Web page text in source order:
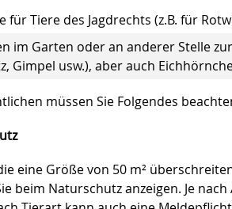
für Tiere des Jagdrechts (z.B. für
im Garten oder an anderer Stelle
Gimpel usw.), aber auch
müssen Sie Folgendes
eine Größe von 50 m²
beim Naturschutz anzeigen. Je